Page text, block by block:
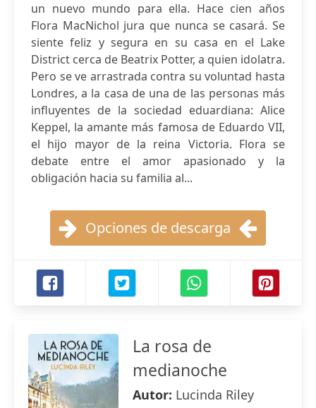
un nuevo mundo para ella. Hace cien años
Flora MacNichol jura que nunca se casará. Se
siente feliz y segura en su casa en el Lake
District cerca de Beatrix Potter, a quien idolatra.
Pero se ve arrastrada contra su voluntad hasta
Londres, a la casa de una de las personas más
influyentes de la sociedad eduardiana: Alice
Keppel, la amante más famosa de Eduardo VII,
el hijo mayor de la reina Victoria. Flora se
debate entre el amor apasionado y la
obligación hacia su familia al...
Opciones de descarga
La rosa de
medianoche
Autor: Lucinda Riley